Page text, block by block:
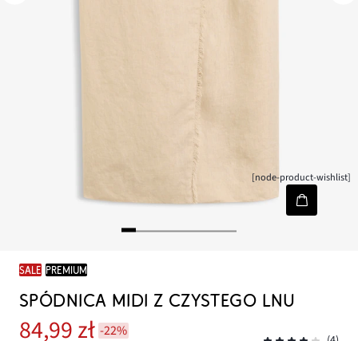
[node-product-wishlist]
SALE PREMIUM
SPÓDNICA MIDI Z CZYSTEGO LNU
84,99 zł -22%